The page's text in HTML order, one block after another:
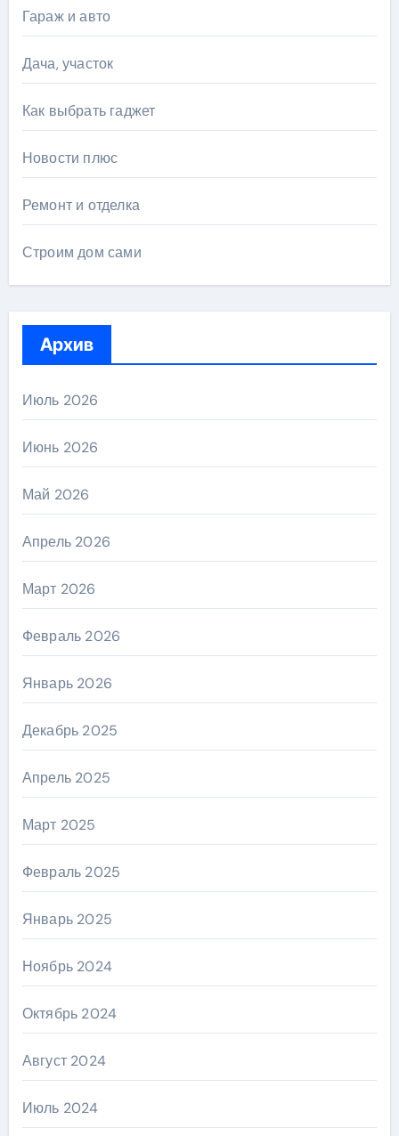
Гараж и авто
Дача, участок
Как выбрать гаджет
Новости плюс
Ремонт и отделка
Строим дом сами
Архив
Июль 2026
Июнь 2026
Май 2026
Апрель 2026
Март 2026
Февраль 2026
Январь 2026
Декабрь 2025
Апрель 2025
Март 2025
Февраль 2025
Январь 2025
Ноябрь 2024
Октябрь 2024
Август 2024
Июль 2024